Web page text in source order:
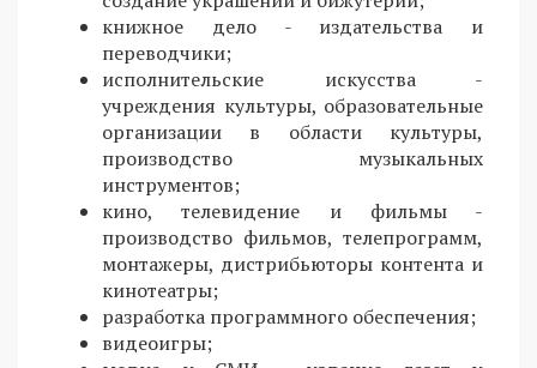
книжное дело - издательства и
переводчики;
исполнительские искусства -
учреждения культуры, образовательные
организации в области культуры,
производство музыкальных
инструментов;
кино, телевидение и фильмы -
производство фильмов, телепрограмм,
монтажеры, дистрибьюторы контента и
кинотеатры;
разработка программного обеспечения;
видеоигры;